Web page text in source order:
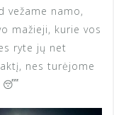
vežame namo,
mažieji, kurie vos
ryte jų net
nes turėjome
😴